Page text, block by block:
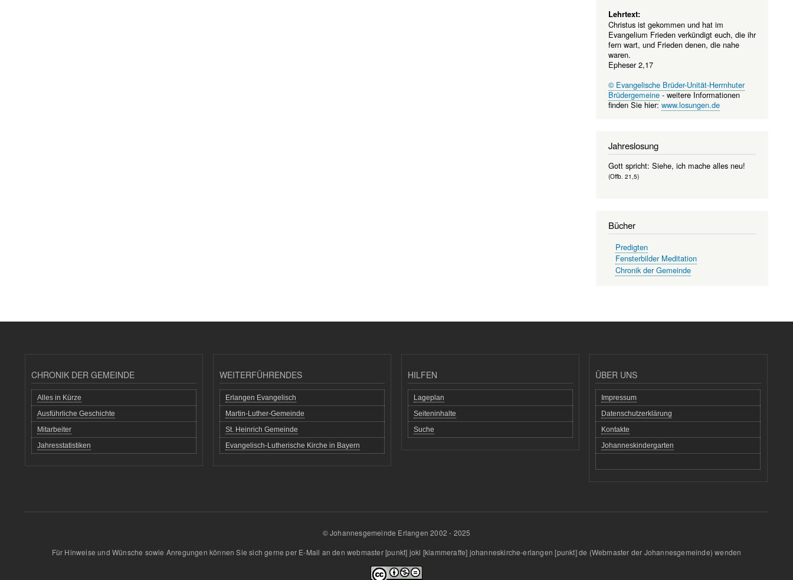
Lehrtext:
Christus ist gekommen und hat im
Evangelium Frieden verkündigt euch, die ihr
fern wart, und Frieden denen, die nahe
waren.
Epheser 2,17
© Evangelische Brüder-Unität-Herrnhuter
Brüdergemeine- weitere Informationen
finden Sie hier:www.losungen.de
Jahreslosung
Gott spricht: Siehe, ich mache alles neu!
(Offb. 21,5)
Bücher
Predigten
Fensterbilder Meditation
Chronik der Gemeinde
CHRONIK DER GEMEINDE
Alles in Kürze
Ausführliche Geschichte
Mitarbeiter
Jahresstatistiken
WEITERFÜHRENDES
Erlangen Evangelisch
Martin-Luther-Gemeinde
St. Heinrich Gemeinde
Evangelisch-Lutherische Kirche in Bayern
HILFEN
Lageplan
Seiteninhalte
Suche
ÜBER UNS
Impressum
Datenschutzerklärung
Kontakte
Johanneskindergarten
© Johannesgemeinde Erlangen 2002 - 2025
Für Hinweise und Wünsche sowie Anregungen können Sie sich gerne per E-Mail an denwebmaster[punkt] joki [klammeraffe] johanneskirche-erlangen [punkt]de (Webmaster der Johannesgemeinde) wenden